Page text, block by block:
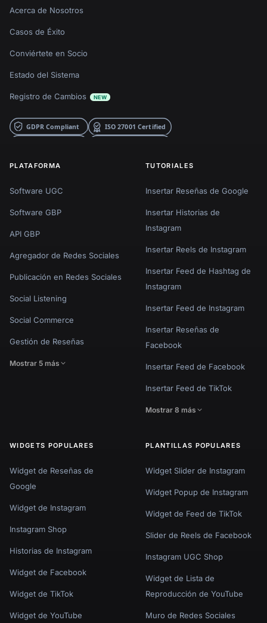
Acerca de Nosotros
Casos de Éxito
Conviértete en Socio
Estado del Sistema
Registro de Cambios NEW
PLATAFORMA
Software UGC
Software GBP
API GBP
Agregador de Redes Sociales
Publicación en Redes Sociales
Social Listening
Social Commerce
Gestión de Reseñas
Mostrar 5 más
TUTORIALES
Insertar Reseñas de Google
Insertar Historias de
Instagram
Insertar Reels de Instagram
Insertar Feed de Hashtag de
Instagram
Insertar Feed de Instagram
Insertar Reseñas de
Facebook
Insertar Feed de Facebook
Insertar Feed de TikTok
Mostrar 8 más
WIDGETS POPULARES
Widget de Reseñas de
Google
Widget de Instagram
Instagram Shop
Historias de Instagram
Widget de Facebook
Widget de TikTok
Widget de YouTube
PLANTILLAS POPULARES
Widget Slider de Instagram
Widget Popup de Instagram
Widget de Feed de TikTok
Slider de Reels de Facebook
Instagram UGC Shop
Widget de Lista de
Reproducción de YouTube
Muro de Redes Sociales